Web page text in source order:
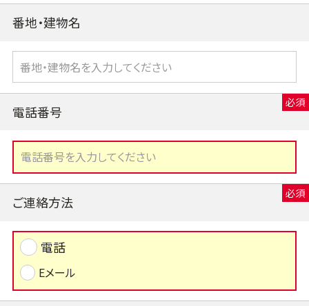
番地・建物名
電話番号
ご連絡方法
電話
Eメール